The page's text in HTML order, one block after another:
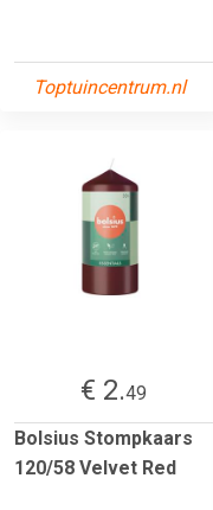
Toptuincentrum.nl
€ 2.49
Bolsius Stompkaars
120/58 Velvet Red